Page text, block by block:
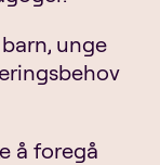
unge
å foregå